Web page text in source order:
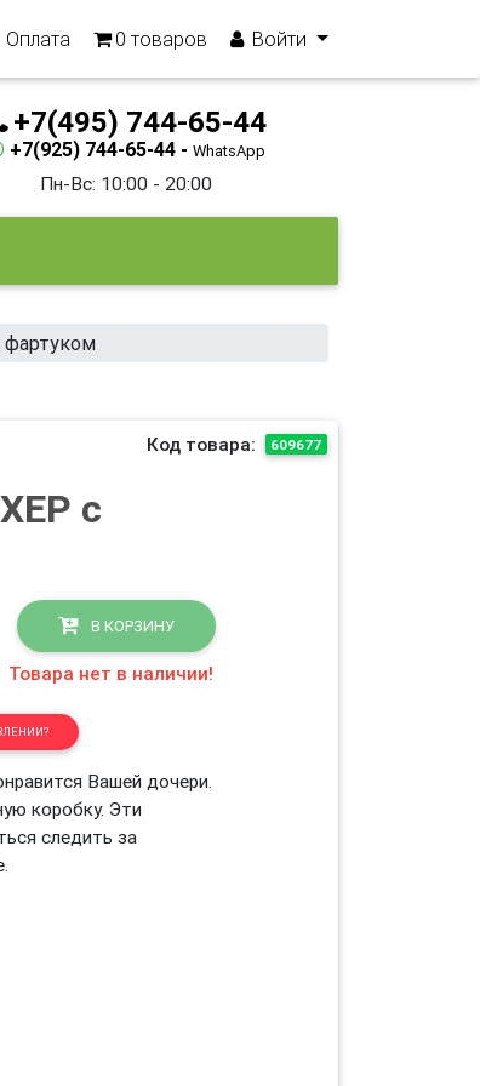
Оплата 0 товаров Войти
+7(495) 744-65-44
+7(925) 744-65-44 - WhatsApp
Пн-Вс: 10:00 - 20:00
Код товара: 609677
с
В КОРЗИНУ
Товара нет в наличии!
Вашей дочери.
коробку. Эти
следить за